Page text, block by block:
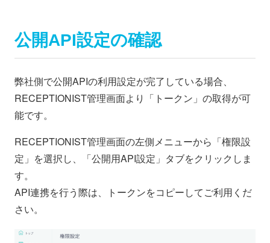
公開API設定の確認
弊社側で公開APIの利用設定が完了している場合、
RECEPTIONIST管理画面より「トークン」の取得が可
能です。
RECEPTIONIST管理画面の左側メニューから「権限設
定」を選択し、「公開用API設定」タブをクリックしま
す。
API連携を行う際は、トークンをコピーしてご利用くだ
さい。